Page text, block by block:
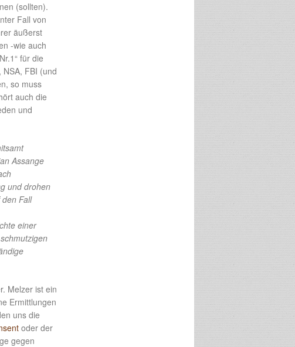
(sollten).
Fall von
äußerst
-wie auch
für die
FBI (und
so muss
auch die
und
Assange
und drohen
Fall
einer
Melzer ist ein
Ermittlungen
uns die
oder der
gegen